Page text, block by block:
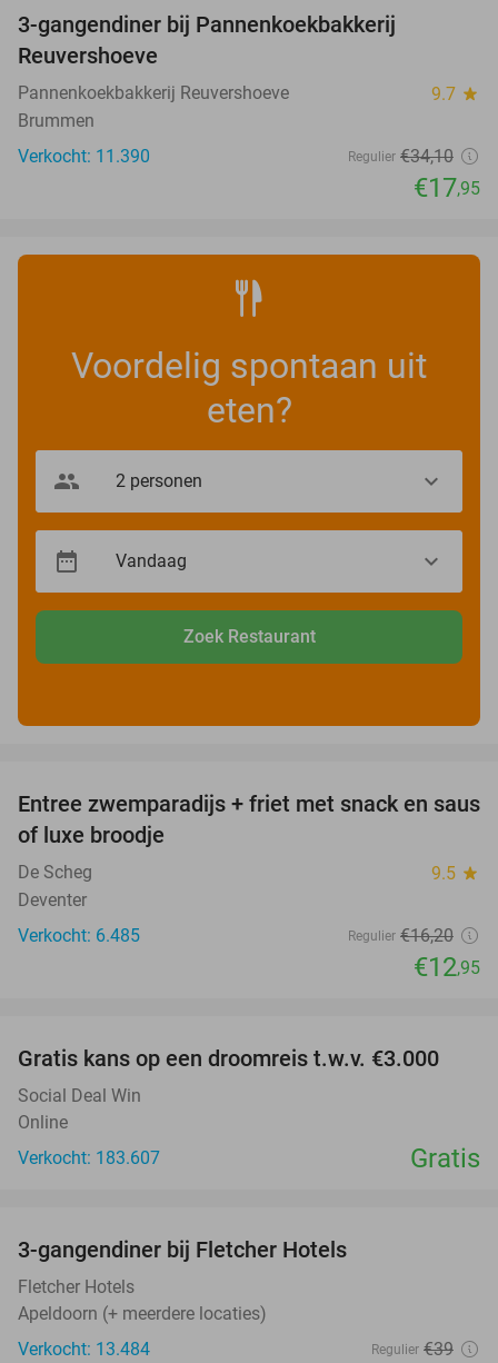
3-gangendiner bij Pannenkoekbakkerij
Reuvershoeve
Pannenkoekbakkerij Reuvershoeve 9.7 star
Brummen
Verkocht: 11.390
Regulier €34,10
€17,95
Voordelig spontaan uit
eten?
Zoek Restaurant
20%
Entree zwemparadijs + friet met snack en saus
of luxe broodje
De Scheg 9.5 star
Deventer
Verkocht: 6.485
Regulier €16,20
€12,95
Gratis kans op een droomreis t.w.v. €3.000
Social Deal Win
Online
Verkocht: 183.607
Gratis
3-gangendiner bij Fletcher Hotels
Fletcher Hotels
Apeldoorn (+ meerdere locaties)
Verkocht: 13.484
Regulier €39